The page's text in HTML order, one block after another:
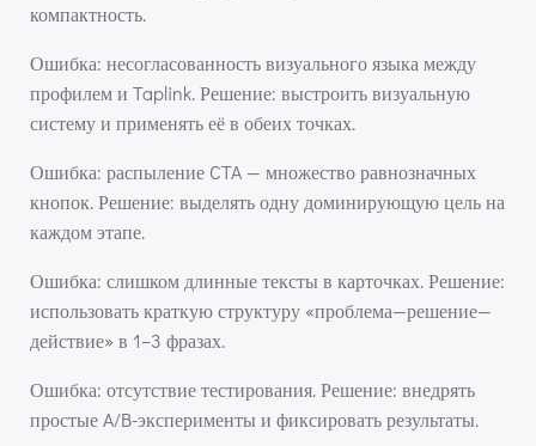
компактность.
Ошибка: несогласованность визуального языка между
профилем и Taplink. Решение: выстроить визуальную
систему и применять её в обеих точках.
Ошибка: распыление CTA — множество равнозначных
кнопок. Решение: выделять одну доминирующую цель на
каждом этапе.
Ошибка: слишком длинные тексты в карточках. Решение:
использовать краткую структуру «проблема—решение—
действие» в 1–3 фразах.
Ошибка: отсутствие тестирования. Решение: внедрять
простые A/B-эксперименты и фиксировать результаты.